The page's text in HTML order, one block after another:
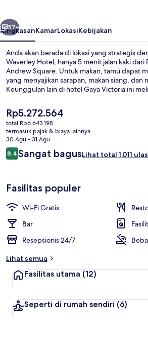
Berikutnya
57+
RingkasanKamarLokasiKebijakan
Anda akan berada di lokasi yang strategis
Waverley Hotel, hanya 5 menit jalan kaki dari
Andrew Square. Untuk makan, tamu dapat
yang menyajikan sarapan, makan siang, dan
Keunggulan lain di hotel Gaya Victoria ini
ini berada dekat dengan transportasi umum:
St Andrew Square berjarak 3 menit dan
Princes Street berjarak 4 menit.
Harga
saat
ini
Rp5.272.564
Rp5.272.564
total Rp6.643.198
termasuk pajak & biaya lainnya
30 Agu - 31 Agu
Ulasan
8,48,4 dari 10
Sangat bagusLihat total 1.011
Fasilitas populer
Wi-Fi Gratis
Bar
Resepsionis 24/7
Lihat semua
Fasilitas utama (12)
Seperti di rumah sendiri (6)